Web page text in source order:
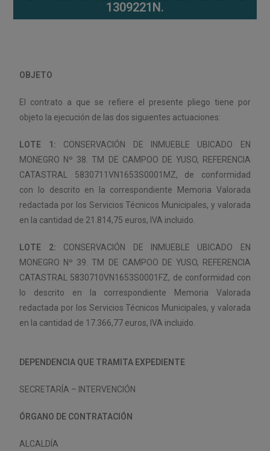
1309221N.
OBJETO
El contrato a que se refiere el presente pliego tiene por
objeto la ejecución de las dos siguientes actuaciones:
LOTE 1: CONSERVACIÓN DE INMUEBLE UBICADO EN
MONEGRO Nº 38. TM DE CAMPOO DE YUSO, REFERENCIA
CATASTRAL 5830711VN1653S0001MZ, de conformidad
con lo descrito en la correspondiente Memoria Valorada
redactada por los Servicios Técnicos Municipales, y valorada
en la cantidad de 21.814,75 euros, IVA incluido.
LOTE 2: CONSERVACIÓN DE INMUEBLE UBICADO EN
MONEGRO Nº 39. TM DE CAMPOO DE YUSO, REFERENCIA
CATASTRAL 5830710VN1653S0001FZ, de conformidad con
lo descrito en la correspondiente Memoria Valorada
redactada por los Servicios Técnicos Municipales, y valorada
en la cantidad de 17.366,77 euros, IVA incluido.
DEPENDENCIA QUE TRAMITA EXPEDIENTE
SECRETARÍA – INTERVENCIÓN
ÓRGANO DE CONTRATACIÓN
ALCALDÍA